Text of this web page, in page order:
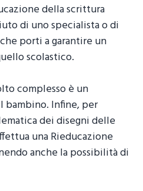
della scrittura
di uno specialista o di
porti a garantire un
scolastico.
complesso è un
Infine, per
dei disegni delle
unaRieducazione
anche la possibilità di